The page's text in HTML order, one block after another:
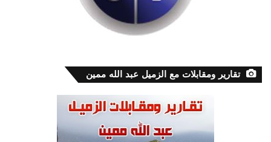
تقارير ومقابلات مع الزميل عبد الله ممين